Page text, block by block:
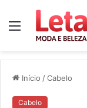
Menu
Início /Cabelo
Cabelo